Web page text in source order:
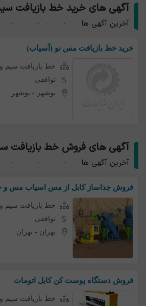
آگهی های خرید خط بازیافت
آخرین آگهی ها
خرید خط بازیافت مس نو (آسیاب)
خط بازیافت سیم
توافقی
بوشهر - بوشهر
آگهی های فروش خط بازیافت
آخرین آگهی ها
فروش جداساز کابل از مس اسیاب مس و
خط بازیافت سیم
توافقی
تهران - تهران
فروش دستگاه پوست کن کابل اتومات
خط بازیافت سیم